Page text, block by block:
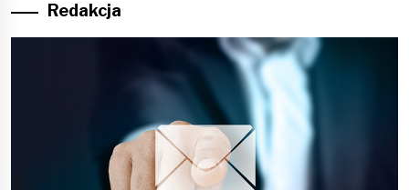
Redakcja